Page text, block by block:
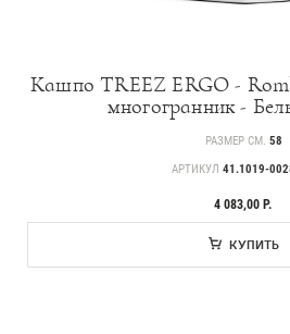
Кашпо TREEZ ERGO -
многогранник -
РАЗМЕР СМ. 58
АРТИКУЛ 41.1019-
4 083,00 Р.
КУПИТЬ